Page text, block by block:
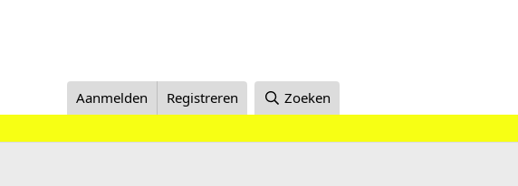
Aanmelden Registreren Zoeken